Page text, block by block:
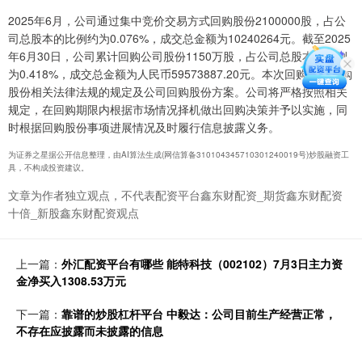
2025年6月，公司通过集中竞价交易方式回购股份2100000股，占公
司总股本的比例约为0.076%，成交总金额为10240264元。截至2025
年6月30日，公司累计回购公司股份1150万股，占公司总股本的比例
为0.418%，成交总金额为人民币59573887.20元。本次回购符合回购
股份相关法律法规的规定及公司回购股份方案。公司将严格按照相关
规定，在回购期限内根据市场情况择机做出回购决策并予以实施，同
时根据回购股份事项进展情况及时履行信息披露义务。
为证券之星据公开信息整理，由AI算法生成(网信算备310104345710301240019号)炒股融资工
具，不构成投资建议。
文章为作者独立观点，不代表配资平台鑫东财配资_期货鑫东财配资
十倍_新股鑫东财配资观点
上一篇： 外汇配资平台有哪些 能特科技（002102）7月3日主力资
金净买入1308.53万元
下一篇： 靠谱的炒股杠杆平台 中毅达：公司目前生产经营正常，
不存在应披露而未披露的信息